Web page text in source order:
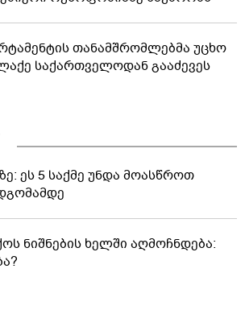
თანამშრომლებმა უცხო
საქართველოდან გააძევეს
ეს 5 საქმე უნდა მოასწროთ
ნიშნების ხელში აღმოჩნდება: